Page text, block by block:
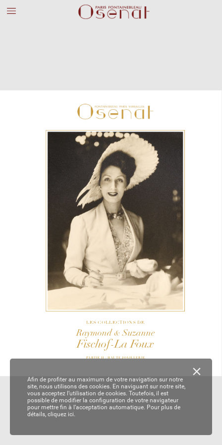
Raymond & Suzanne
Fischof-La Foux
LES COLLECTIONS DE
PARTIE II : HAUTE JOAILLERIE
Afin de profiter au maximum de votre navigation sur notre
site, nous utilisons des cookies. En naviguant sur notre site,
vous acceptez l’utilisation de cookies. Toutefois, il est
possible de modifier la configuration de votre navigateur
pour mettre fin à l’acceptation automatique. Pour plus de
détails, cliquez ici.